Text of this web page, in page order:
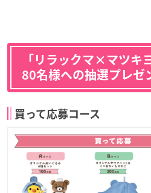
「リラックマ×マツキ
80名様への抽選プレゼ
買って応募コース